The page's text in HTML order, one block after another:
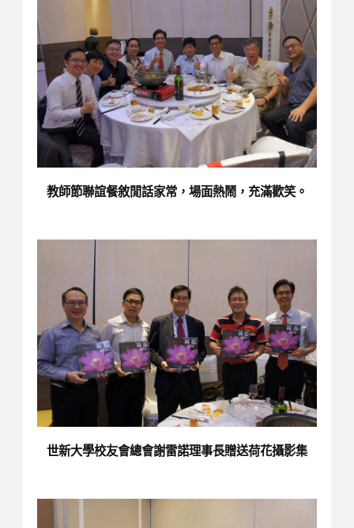
教師節聯誼餐敘閒話家常，場面熱鬧，充滿歡笑。
世新大學校友會總會謝雷諾理事長贈送荷花攝影集